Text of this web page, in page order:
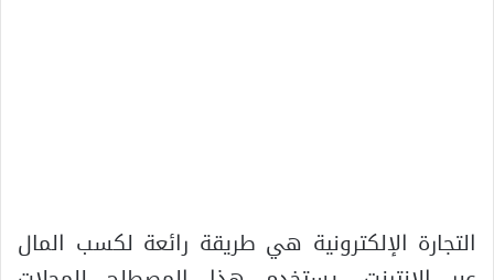
التجارة الإلكترونية هي طريقة رائعة لكسب المال